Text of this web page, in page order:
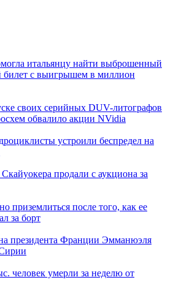
итальянцу найти выброшенный
билет с выигрышем в миллион
своих серийных DUV-литографов
обвалило акции NVidia
устроили беспредел на
продали с аукциона за
приземлиться после того, как ее
за борт
президента Франции Эмманюэля
человек умерли за неделю от